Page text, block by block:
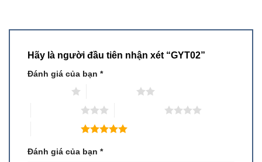
Hãy là người đầu tiên nhận xét “GYT02”
Đánh giá của bạn *
Đánh giá của bạn *